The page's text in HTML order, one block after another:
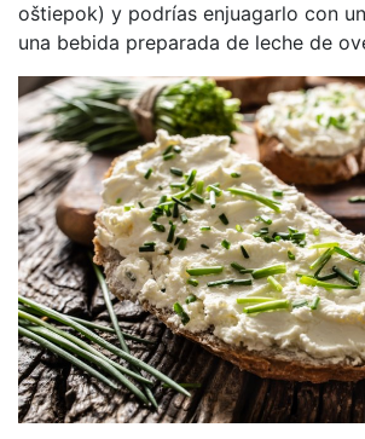
oštiepok) y podrías enjuagarlo con
una bebida preparada de leche de